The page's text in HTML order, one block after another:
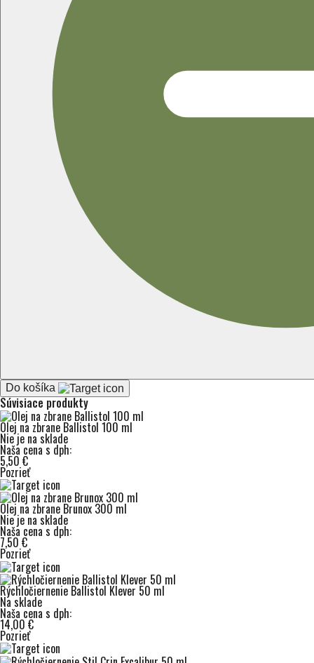
Do košíka
Súvisiace produkty
Olej na zbrane Ballistol 100 ml
Nie je na sklade
Naša cena s dph:
5,50 €
Pozrieť
Olej na zbrane Brunox 300 ml
Nie je na sklade
Naša cena s dph:
7,50 €
Pozrieť
Rýchločiernenie Ballistol Klever 50 ml
Na sklade
Naša cena s dph:
14,00 €
Pozrieť